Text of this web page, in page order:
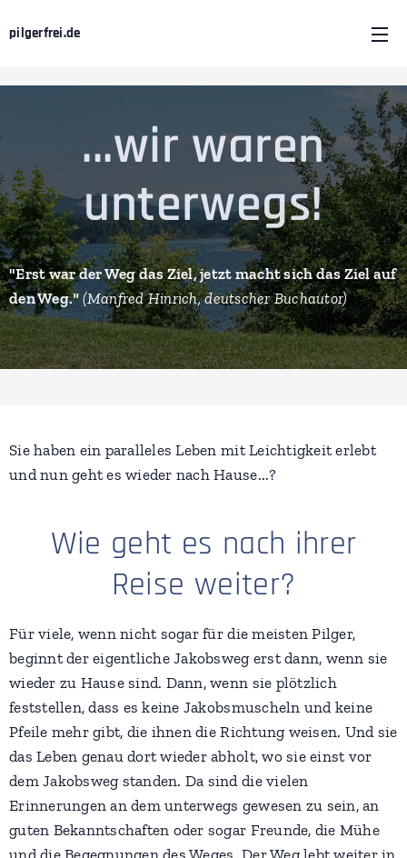
pilgerfrei.de
...wir waren
unterwegs!
"Erst war der Weg das Ziel, jetzt macht sich das Ziel auf
den Weg."(Manfred Hinrich, deutscher Buchautor)
Sie haben ein paralleles Leben mit Leichtigkeit erlebt
und nun geht es wieder nach Hause...?
Wie geht es nach ihrer
Reise weiter?
Für viele, wenn nicht sogar für die meisten Pilger,
beginnt der eigentliche Jakobsweg erst dann, wenn sie
wieder zu Hause sind. Dann, wenn sie plötzlich
feststellen, dass es keine Jakobsmuscheln und keine
Pfeile mehr gibt, die ihnen die Richtung weisen. Und sie
das Leben genau dort wieder abholt, wo sie einst vor
dem Jakobsweg standen. Da sind die vielen
Erinnerungen an dem unterwegs gewesen zu sein, an
guten Bekanntschaften oder sogar Freunde, die Mühe
und die Begegnungen des Weges. Der Weg lebt weiter in